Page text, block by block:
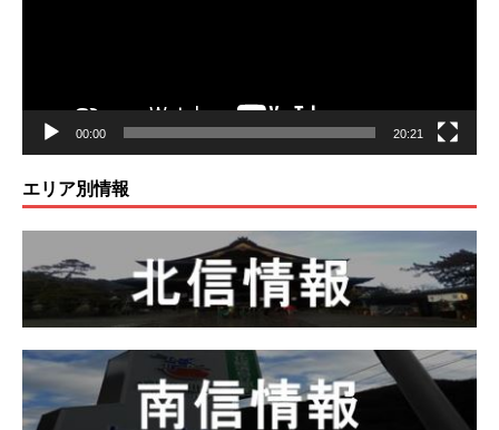
00:00 20:21
エリア別情報